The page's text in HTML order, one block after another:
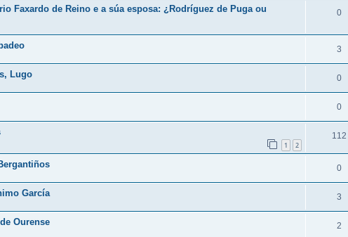
Faxardo de Reino e a súa esposa: ¿Rodríguez de Puga ou
0
3
Lugo 0
0
1 2
112
0
García 3
Ourense 2